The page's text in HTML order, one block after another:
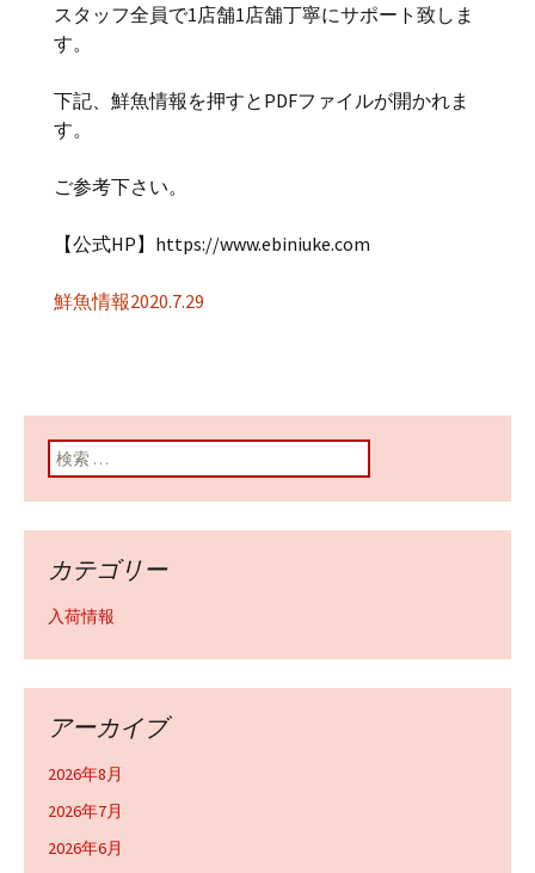
スタッフ全員で1店舗1店舗丁寧にサポート致しま
す。
下記、鮮魚情報を押すとPDFファイルが開かれま
す。
ご参考下さい。
【公式HP】https://www.ebiniuke.com
鮮魚情報2020.7.29
検索:
カテゴリー
入荷情報
アーカイブ
2026年8月
2026年7月
2026年6月